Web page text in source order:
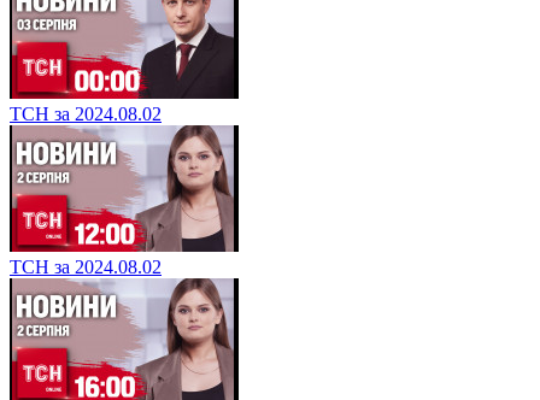
ТСН за 2024.08.02
ТСН за 2024.08.02